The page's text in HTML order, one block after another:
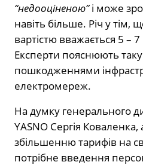
“недооціненою”і може
навіть більше. Річ у
вартістю вважається 5 –
Експерти пояснюють
пошкодженнями
електромереж.
На думку генерального
YASNO Сергія
збільшенню тарифів на
потрібне введення